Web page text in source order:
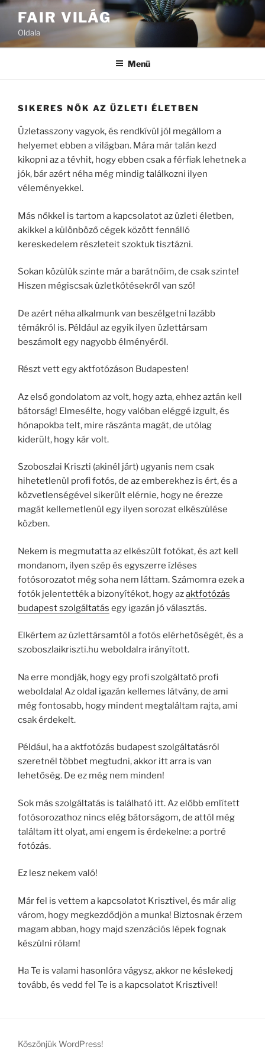
Tartalomhoz
FAIR VILÁG
Oldala
Menü
SIKERES NŐK AZ ÜZLETI ÉLETBEN
Üzletasszony vagyok, és rendkívül jól megállom a
helyemet ebben a világban. Mára már talán kezd
kikopni az a tévhit, hogy ebben csak a férfiak lehetnek a
jók, bár azért néha még mindig találkozni ilyen
véleményekkel.
Más nőkkel is tartom a kapcsolatot az üzleti életben,
akikkel a különböző cégek között fennálló
kereskedelem részleteit szoktuk tisztázni.
Sokan közülük szinte már a barátnőim, de csak szinte!
Hiszen mégiscsak üzletkötésekről van szó!
De azért néha alkalmunk van beszélgetni lazább
témákról is. Például az egyik ilyen üzlettársam
beszámolt egy nagyobb élményéről.
Részt vett egy aktfotózáson Budapesten!
Az első gondolatom az volt, hogy azta, ehhez aztán kell
bátorság! Elmesélte, hogy valóban eléggé izgult, és
hónapokba telt, mire rászánta magát, de utólag
kiderült, hogy kár volt.
Szoboszlai Kriszti (akinél járt) ugyanis nem csak
hihetetlenül profi fotós, de az emberekhez is ért, és a
közvetlenségével sikerült elérnie, hogy ne érezze
magát kellemetlenül egy ilyen sorozat elkészülése
közben.
Nekem is megmutatta az elkészült fotókat, és azt kell
mondanom, ilyen szép és egyszerre ízléses
fotósorozatot még soha nem láttam. Számomra ezek a
fotók jelentették a bizonyítékot, hogy azaktfotózás
budapest szolgáltatás egy igazán jó választás.
Elkértem az üzlettársamtól a fotós elérhetőségét, és a
szoboszlaikriszti.hu weboldalra irányított.
Na erre mondják, hogy egy profi szolgáltató profi
weboldala! Az oldal igazán kellemes látvány, de ami
még fontosabb, hogy mindent megtaláltam rajta, ami
csak érdekelt.
Például, ha a aktfotózás budapest szolgáltatásról
szeretnél többet megtudni, akkor itt arra is van
lehetőség. De ez még nem minden!
Sok más szolgáltatás is található itt. Az előbb említett
fotósorozathoz nincs elég bátorságom, de attól még
találtam itt olyat, ami engem is érdekelne: a portré
fotózás.
Ez lesz nekem való!
Már fel is vettem a kapcsolatot Krisztivel, és már alig
várom, hogy megkezdődjön a munka! Biztosnak érzem
magam abban, hogy majd szenzációs lépek fognak
készülni rólam!
Ha Te is valami hasonlóra vágysz, akkor ne késlekedj
tovább, és vedd fel Te is a kapcsolatot Krisztivel!
Köszönjük WordPress!